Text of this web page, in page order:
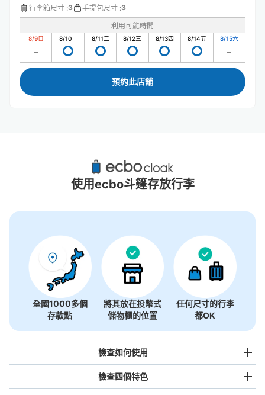
行李箱尺寸 :3 手提包尺寸 :3
利用可能時間
8/9日 8/10一 8/11二 8/12三 8/13四 8/14五 8/15六
預約此店舖
高尾山附近推薦的寄物櫃
0個投幣式置物櫃
使用ecbo斗篷存放行李
全國1000多個
存款點
將其放在投幣式
儲物櫃的位置
任何尺寸的行李
都OK
檢查如何使用
檢查四個特色